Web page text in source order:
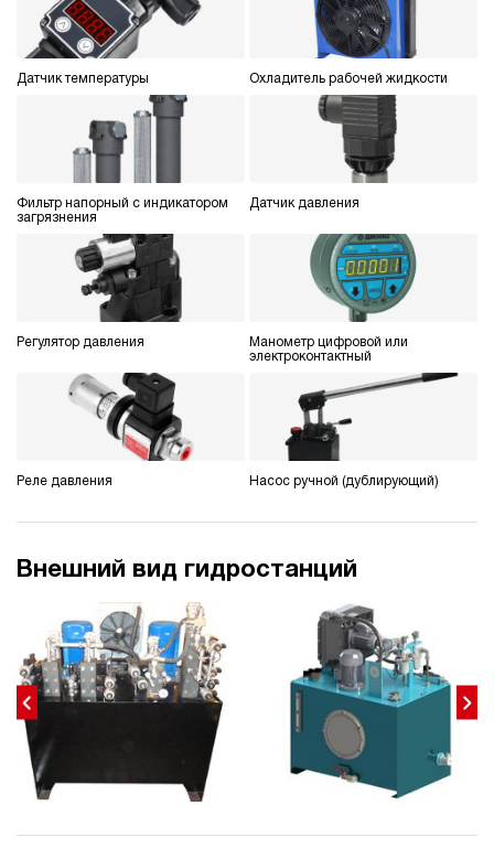
Датчик температуры Охладитель рабочей жидкости
Фильтр напорный с индикатором
загрязнения
Датчик давления
Регулятор давления
Манометр цифровой или
электроконтактный
Реле давления Насос ручной (дублирующий)
Внешний вид гидростанций